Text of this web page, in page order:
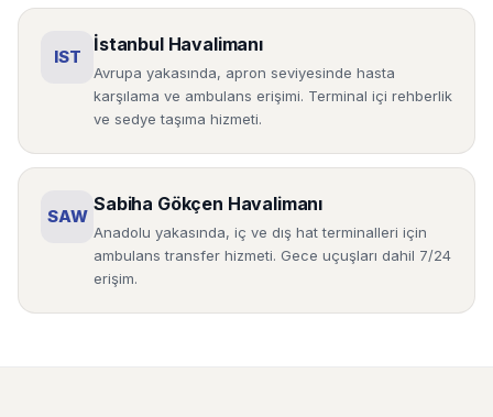
IST
İstanbul Havalimanı
Avrupa yakasında, apron seviyesinde hasta
karşılama ve ambulans erişimi. Terminal içi rehberlik
ve sedye taşıma hizmeti.
SAW
Sabiha Gökçen Havalimanı
Anadolu yakasında, iç ve dış hat terminalleri için
ambulans transfer hizmeti. Gece uçuşları dahil 7/24
erişim.